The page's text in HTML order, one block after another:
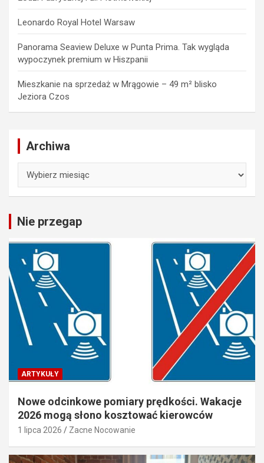
Leonardo Royal Hotel Warsaw
Panorama Seaview Deluxe w Punta Prima. Tak wygląda
wypoczynek premium w Hiszpanii
Mieszkanie na sprzedaż w Mrągowie – 49 m² blisko
Jeziora Czos
Archiwa
Nie przegap
ARTYKUŁY
Nowe odcinkowe pomiary prędkości. Wakacje
2026 mogą słono kosztować kierowców
1 lipca 2026 Zacne Nocowanie